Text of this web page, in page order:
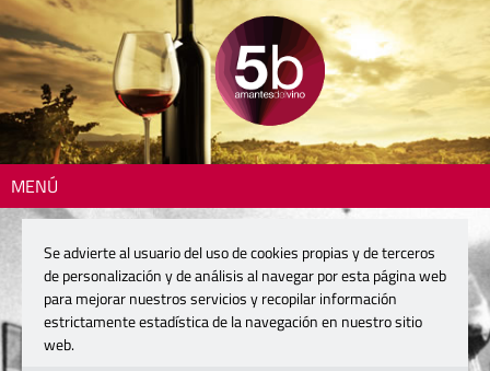
MENÚ
Se advierte al usuario del uso de cookies propias y de terceros
de personalización y de análisis al navegar por esta página web
para mejorar nuestros servicios y recopilar información
estrictamente estadística de la navegación en nuestro sitio
web.